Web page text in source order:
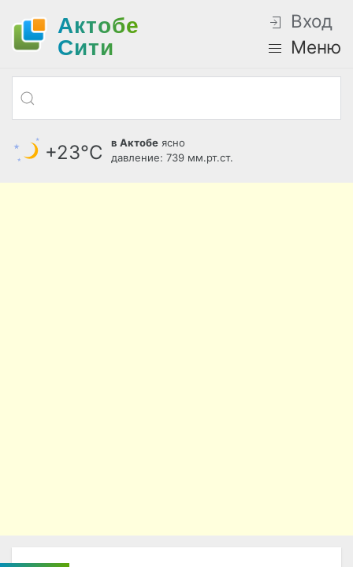
Актобе
Cити
Вход
Меню
+23°С в Актобе ясно
давление: 739 мм.рт.ст.